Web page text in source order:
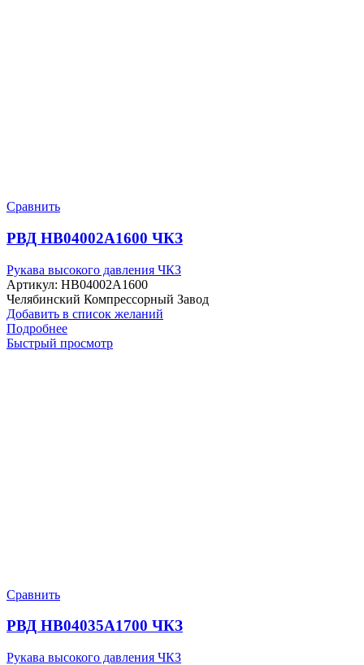
Сравнить
РВД HB04002A1600 ЧКЗ
Рукава высокого давления ЧКЗ
Артикул: HB04002A1600
Челябинский Компрессорный Завод
Добавить в список желаний
Подробнее
Быстрый просмотр
Сравнить
РВД HB04035A1700 ЧКЗ
Рукава высокого давления ЧКЗ